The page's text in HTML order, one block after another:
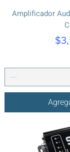
Amplificador